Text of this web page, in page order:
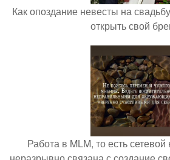
Как опоздание невесты на
открыть свой
Работа в MLM, то есть